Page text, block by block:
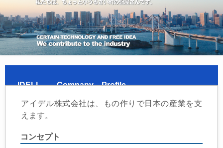
IDELL Company Profile
アイデル株式会社は、もの作りで日本の産業を支
えます。
コンセプト